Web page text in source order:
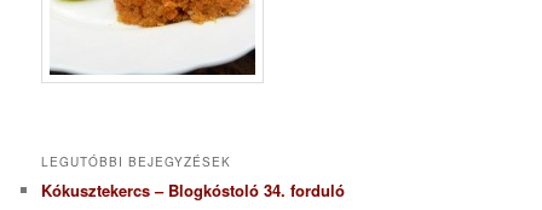
LEGUTÓBBI BEJEGYZÉSEK
Kókusztekercs – Blogkóstoló 34. forduló